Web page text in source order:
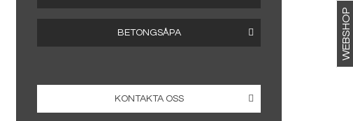
WEBSHOP
BETONGSÅPA
KONTAKTA OSS